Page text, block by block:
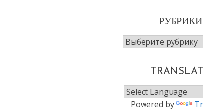
РУБРИКИ
Рубрики
Powered by